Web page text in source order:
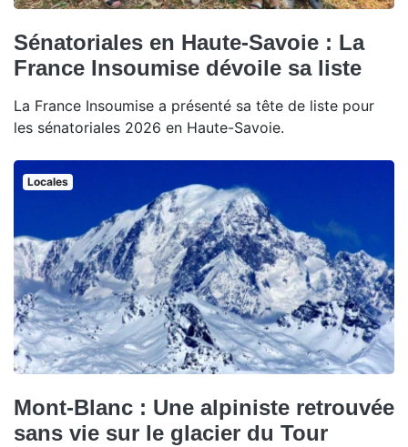
Sénatoriales en Haute-Savoie : La
France Insoumise dévoile sa liste
La France Insoumise a présenté sa tête de liste pour
les sénatoriales 2026 en Haute-Savoie.
Locales
Mont-Blanc : Une alpiniste retrouvée
sans vie sur le glacier du Tour